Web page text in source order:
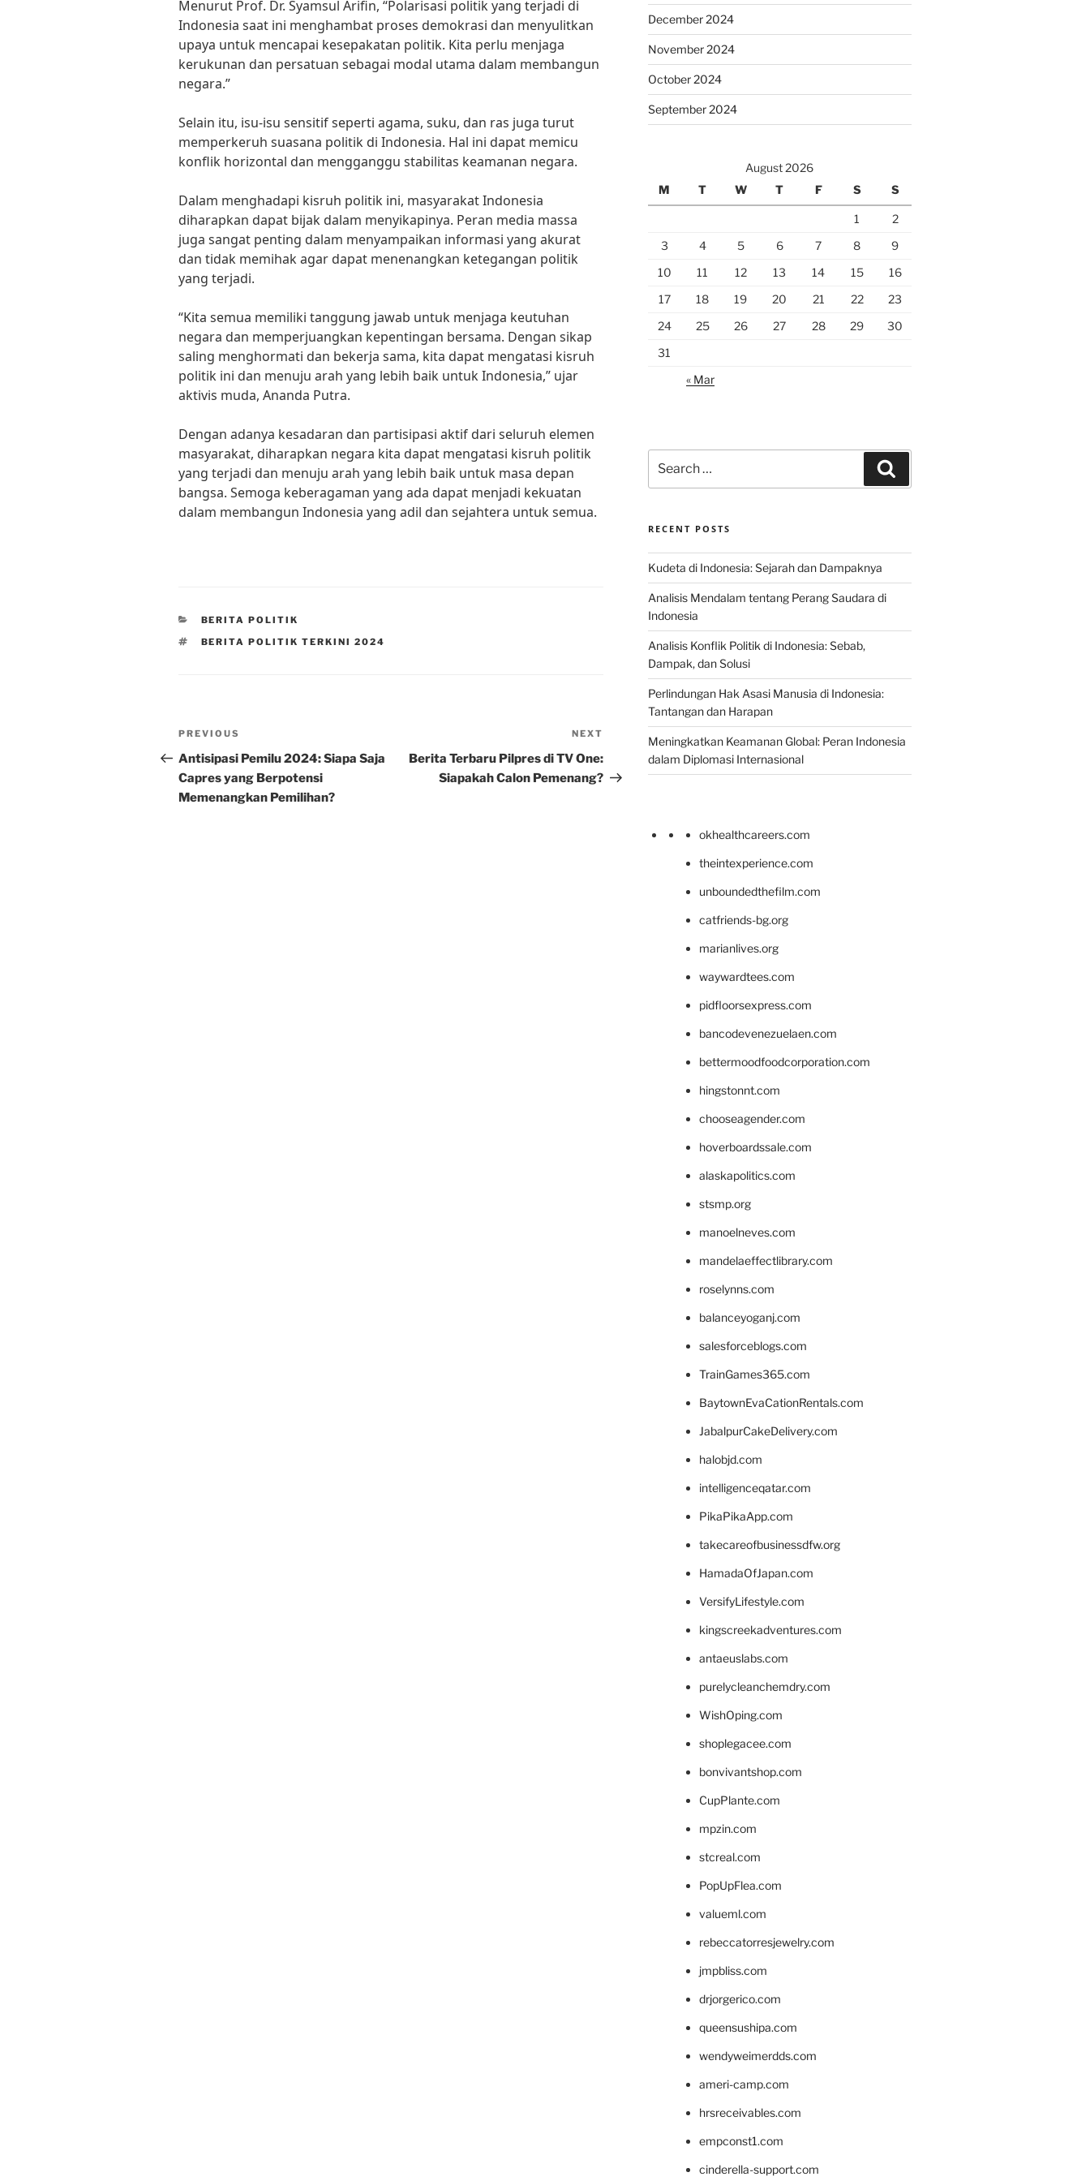
Menurut Prof. Dr. Syamsul Arifin, “Polarisasi politik yang terjadi di
Indonesia saat ini menghambat proses demokrasi dan menyulitkan
upaya untuk mencapai kesepakatan politik. Kita perlu menjaga
kerukunan dan persatuan sebagai modal utama dalam membangun
negara.”
Selain itu, isu-isu sensitif seperti agama, suku, dan ras juga turut
memperkeruh suasana politik di Indonesia. Hal ini dapat memicu
konflik horizontal dan mengganggu stabilitas keamanan negara.
Dalam menghadapi kisruh politik ini, masyarakat Indonesia
diharapkan dapat bijak dalam menyikapinya. Peran media massa
juga sangat penting dalam menyampaikan informasi yang akurat
dan tidak memihak agar dapat menenangkan ketegangan politik
yang terjadi.
“Kita semua memiliki tanggung jawab untuk menjaga keutuhan
negara dan memperjuangkan kepentingan bersama. Dengan sikap
saling menghormati dan bekerja sama, kita dapat mengatasi kisruh
politik ini dan menuju arah yang lebih baik untuk Indonesia,” ujar
aktivis muda, Ananda Putra.
Dengan adanya kesadaran dan partisipasi aktif dari seluruh elemen
masyarakat, diharapkan negara kita dapat mengatasi kisruh politik
yang terjadi dan menuju arah yang lebih baik untuk masa depan
bangsa. Semoga keberagaman yang ada dapat menjadi kekuatan
dalam membangun Indonesia yang adil dan sejahtera untuk semua.
CATEGORIES
BERITA POLITIK
TAGS
BERITA POLITIK TERKINI 2024
Post
navigation
Previous
Post
PREVIOUS
Antisipasi Pemilu 2024: Siapa Saja
Capres yang Berpotensi
Memenangkan Pemilihan?
Post
NEXT
Berita Terbaru Pilpres di TV One:
Siapakah Calon Pemenang?
December 2024
November 2024
October 2024
September 2024
August 2026
M
T W T F S S
1
2
3
4 5 6 7 8
9
10
11 12 13 14 15
16
17
18 19 20 21 22
23
24
25 26 27 28 29
30
31
« Mar
for:
RECENT POSTS
Kudeta di Indonesia: Sejarah dan Dampaknya
Analisis Mendalam tentang Perang Saudara di
Indonesia
Analisis Konflik Politik di Indonesia: Sebab,
Dampak, dan Solusi
Perlindungan Hak Asasi Manusia di Indonesia:
Tantangan dan Harapan
Meningkatkan Keamanan Global: Peran Indonesia
dalam Diplomasi Internasional
okhealthcareers.com
theintexperience.com
unboundedthefilm.com
catfriends-bg.org
marianlives.org
waywardtees.com
pidfloorsexpress.com
bancodevenezuelaen.com
bettermoodfoodcorporation.com
hingstonnt.com
chooseagender.com
hoverboardssale.com
alaskapolitics.com
stsmp.org
manoelneves.com
mandelaeffectlibrary.com
roselynns.com
balanceyoganj.com
salesforceblogs.com
TrainGames365.com
BaytownEvaCationRentals.com
JabalpurCakeDelivery.com
halobjd.com
intelligenceqatar.com
PikaPikaApp.com
takecareofbusinessdfw.org
HamadaOfJapan.com
VersifyLifestyle.com
kingscreekadventures.com
antaeuslabs.com
purelycleanchemdry.com
WishOping.com
shoplegacee.com
bonvivantshop.com
CupPlante.com
mpzin.com
stcreal.com
PopUpFlea.com
valueml.com
rebeccatorresjewelry.com
jmpbliss.com
drjorgerico.com
queensushipa.com
wendyweimerdds.com
ameri-camp.com
hrsreceivables.com
empconst1.com
cinderella-support.com